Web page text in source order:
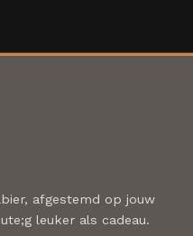
afgestemd op jouw
leuker als cadeau.